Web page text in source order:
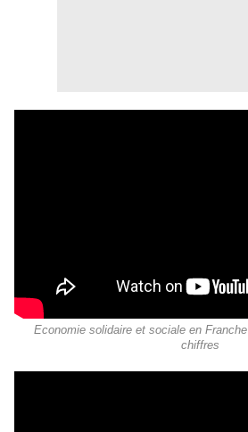
Economie solidaire et sociale en
chiffres